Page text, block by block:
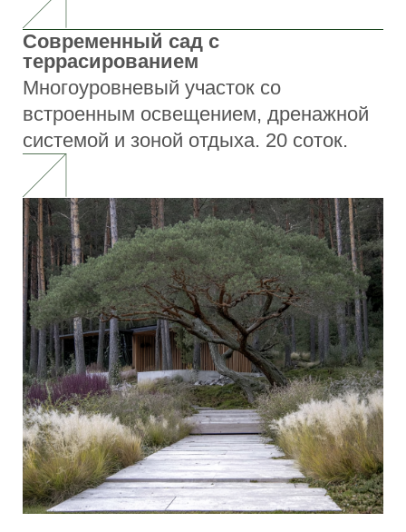
Что такое природный сад и почему
он популярен
Разбираем современные тренды в
ландшафтном дизайне
Современный подход к
проектированию
Как создать функциональное
пространство на компактной
территории